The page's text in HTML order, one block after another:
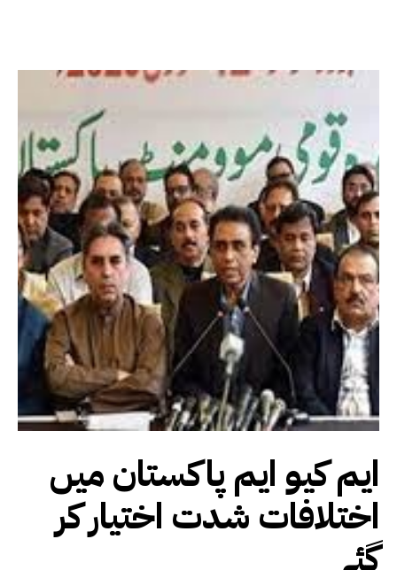
ایم کیو ایم پاکستان میں
اختلافات شدت اختیار کر
گئے